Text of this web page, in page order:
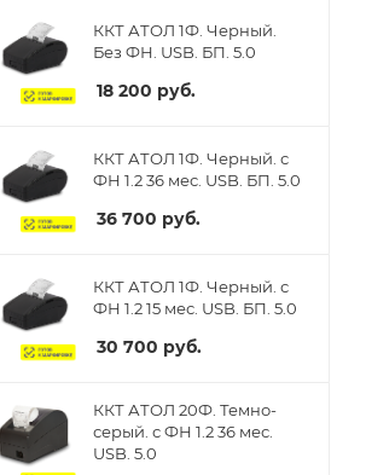
ККТ АТОЛ 1Ф. Черный.
Без ФН. USB. БП. 5.0
18 200 руб.
ККТ АТОЛ 1Ф. Черный. с
ФН 1.2 36 мес. USB. БП. 5.0
36 700 руб.
ККТ АТОЛ 1Ф. Черный. с
ФН 1.2 15 мес. USB. БП. 5.0
30 700 руб.
ККТ АТОЛ 20Ф. Темно-
серый. с ФН 1.2 36 мес.
USB. 5.0